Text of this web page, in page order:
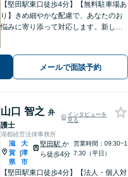
【堅田駅東口徒歩4分】【無料駐車場あ
り】きめ細やかな配慮で、あなたのお
悩みに寄り添って対応します。新しい
にご相談ください。
メールで面談予約
山口 智之 弁
護士
インタビューを
見る
湖都経営法律事務所
滋
賀
県
|
大
津
市
堅田駅 か
ら徒歩4分
営業時間：09:30~1
7:30（平日）
【堅田駅東口徒歩4分】【法人・個人対